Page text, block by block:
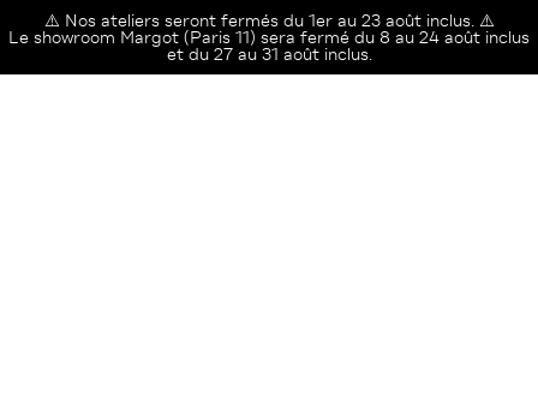
⚠️ Nos ateliers seront fermés du 1er au 23 août inclus. ⚠️
Le showroom Margot (Paris 11) sera fermé du 8 au 24 août inclus
et du 27 au 31 août inclus.